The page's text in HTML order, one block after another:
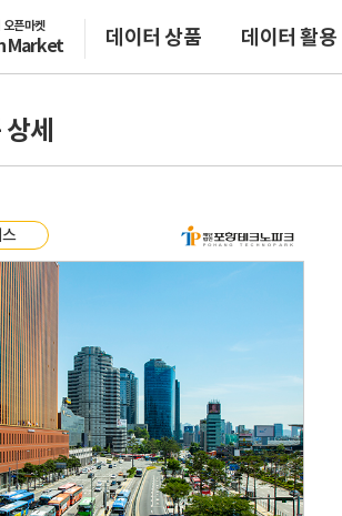
픈마켓
Market 데이터 상품 데이터 활용
세